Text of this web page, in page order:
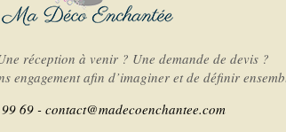
réception à venir ? Une demande de devis ?
engagement afin d’imaginer et de définir
69 -contact@madecoenchantee.com